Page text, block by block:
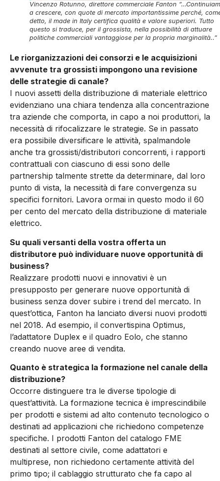
Vincenzo Rotunno, direttore commerciale Fanton
a crescere, con quote di mercato importantissime perché,
detto, il made in Italy certifica qualità e valore superiori. Tutto
questo si traduce, per il grossista, nella possibilità di attuare
politiche commerciali vantaggiose per la propria marginalità..”
Le riorganizzazioni dei consorzi e le acquisizioni
avvenute tra grossisti impongono una revisione
delle strategie di canale?
I nuovi assetti della distribuzione di materiale elettrico
evidenziano una chiara tendenza alla concentrazione
tra aziende che comporta, in capo a noi produttori, la
necessità di rifocalizzare le strategie. Se in passato
era possibile diversificare le attività, spalmandole
anche tra grossisti/distributori concorrenti, i rapporti
contrattuali con ciascuno di essi sono delle
partnership talmente strette da determinare, dal loro
punto di vista, la necessità di fare convergenza su
specifici fornitori. Lavora ormai in questo modo il 60
per cento del mercato della distribuzione di materiale
elettrico.
Su quali versanti della vostra offerta un
distributore può individuare nuove opportunità di
business?
Realizzare prodotti nuovi e innovativi è un
presupposto per generare nuove opportunità di
business senza dover subire i trend del mercato. In
quest’ottica, Fanton ha lanciato diversi nuovi prodotti
nel 2018. Ad esempio, il convertispina Optimus,
l’adattatore Duplex e il quadro Eolo, che stanno
creando nuove aree di vendita.
Quanto è strategica la formazione nel canale della
distribuzione?
Occorre distinguere tra le diverse tipologie di
quest’attività. La formazione tecnica è imprescindibile
per prodotti e sistemi ad alto contenuto tecnologico o
destinati ad applicazioni che richiedono competenze
specifiche. I prodotti Fanton del catalogo FME
destinati al settore civile, come adattatori e
multiprese, non richiedono certamente attività del
primo tipo; il cablaggio strutturato che fa capo al